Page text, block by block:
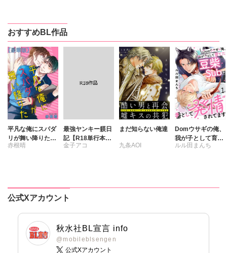
おすすめBL作品
平凡な俺にスパダ
リが舞い降りた
【豪華版】
赤根晴
最強ヤンキー躾日
記【R18単行本
版】
金子アコ
まだ知らない俺達
九条AOI
Domウサギの俺、
我が子として育て
た豆柴Subに番と
ルル田まんち
公式Xアカウント
秋水社BL宣言 info
@mobileblsengen
公式Xアカウント